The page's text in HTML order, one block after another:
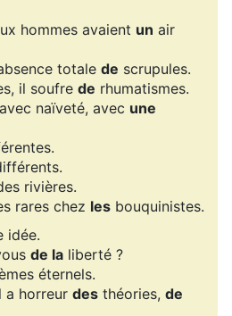
hommes avaient un air
totale de scrupules.
il soufre de rhumatismes.
naïveté, avec une
rivières.
rares chez les bouquinistes.
idée.
de la liberté ?
éternels.
a horreur des théories, de